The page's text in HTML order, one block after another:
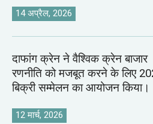
14 अप्रैल, 2026
दाफांग क्रेन ने वैश्विक क्रेन बाजार
रणनीति को मजबूत करने के लिए
बिक्री सम्मेलन का आयोजन किया।
12 मार्च, 2026